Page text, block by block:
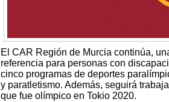
El CAR Región de Murcia continúa,
referencia para personas con
cinco programas de deportes
y paratletismo. Además, seguirá
que fue olímpico en Tokio 2020.